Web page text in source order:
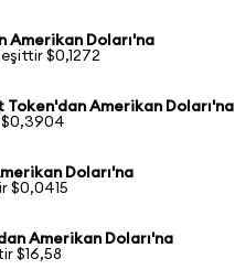
Amerikan Doları'na
eşittir $0,1272
Token'dan Amerikan Doları'na
$0,3904
Doları'na
$0,0415
Amerikan Doları'na
$16,58